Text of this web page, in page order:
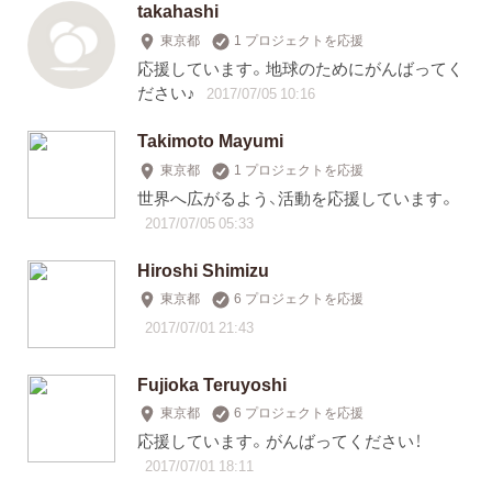
takahashi
東京都 1 プロジェクトを応援
応援しています。地球のためにがんばってく
ださい♪
2017/07/05 10:16
Takimoto Mayumi
東京都 1 プロジェクトを応援
世界へ広がるよう、活動を応援しています。
2017/07/05 05:33
Hiroshi Shimizu
東京都 6 プロジェクトを応援
2017/07/01 21:43
Fujioka Teruyoshi
東京都 6 プロジェクトを応援
応援しています。がんばってください！
2017/07/01 18:11